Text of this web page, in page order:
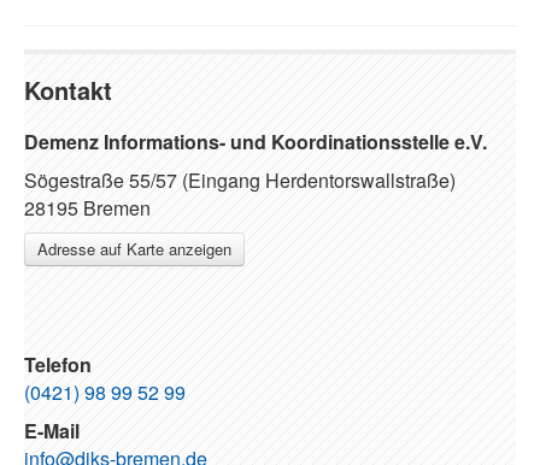
Kontakt
Demenz Informations- und Koordinationsstelle e.V.
Sögestraße 55/57 (Eingang Herdentorswallstraße)
28195 Bremen
Adresse auf Karte anzeigen
Telefon
(0421) 98 99 52 99
E-Mail
info@diks-bremen.de